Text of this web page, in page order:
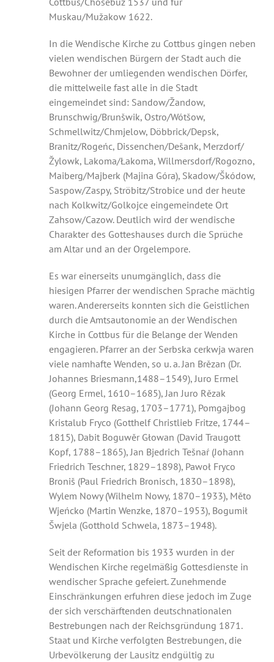
Muskau/Mužakow 1622.
In die Wendische Kirche zu Cottbus gingen neben
vielen wendischen Bürgern der Stadt auch die
Bewohner der umliegenden wendischen Dörfer,
die mittelweile fast alle in die Stadt
eingemeindet sind: Sandow/Žandow,
Brunschwig/Brunšwik, Ostro/Wótšow,
Schmellwitz/Chmjelow, Döbbrick/Depsk,
Branitz/Rogeńc, Dissenchen/Dešank, Merzdorf/
Žylowk, Lakoma/Łakoma, Willmersdorf/Rogozno,
Maiberg/Majberk (Majina Góra), Skadow/Škódow,
Saspow/Zaspy, Ströbitz/Strobice und der heute
nach Kolkwitz/Golkojce eingemeindete Ort
Zahsow/Cazow. Deutlich wird der wendische
Charakter des Gotteshauses durch die Sprüche
am Altar und an der Orgelempore.
Es war einerseits unumgänglich, dass die
hiesigen Pfarrer der wendischen Sprache mächtig
waren. Andererseits konnten sich die Geistlichen
durch die Amtsautonomie an der Wendischen
Kirche in Cottbus für die Belange der Wenden
engagieren. Pfarrer an der Serbska cerkwja waren
viele namhafte Wenden, so u. a. Jan Brězan (Dr.
Johannes Briesmann,1488–1549), Juro Ermel
(Georg Ermel, 1610–1685), Jan Juro Rězak
(Johann Georg Resag, 1703–1771), Pomgajbog
Kristalub Fryco (Gotthelf Christlieb Fritze, 1744–
1815), Dabit Boguwěr Głowan (David Traugott
Kopf, 1788–1865), Jan Bjedrich Tešnaŕ (Johann
Friedrich Teschner, 1829–1898), Pawoł Fryco
Broniš (Paul Friedrich Bronisch, 1830–1898),
Wylem Nowy (Wilhelm Nowy, 1870–1933), Měto
Wjeńcko (Martin Wenzke, 1870–1953), Bogumił
Šwjela (Gotthold Schwela, 1873–1948).
Seit der Reformation bis 1933 wurden in der
Wendischen Kirche regelmäßig Gottesdienste in
wendischer Sprache gefeiert. Zunehmende
Einschränkungen erfuhren diese jedoch im Zuge
der sich verschärftenden deutschnationalen
Bestrebungen nach der Reichsgründung 1871.
Staat und Kirche verfolgten Bestrebungen, die
Urbevölkerung der Lausitz endgültig zu